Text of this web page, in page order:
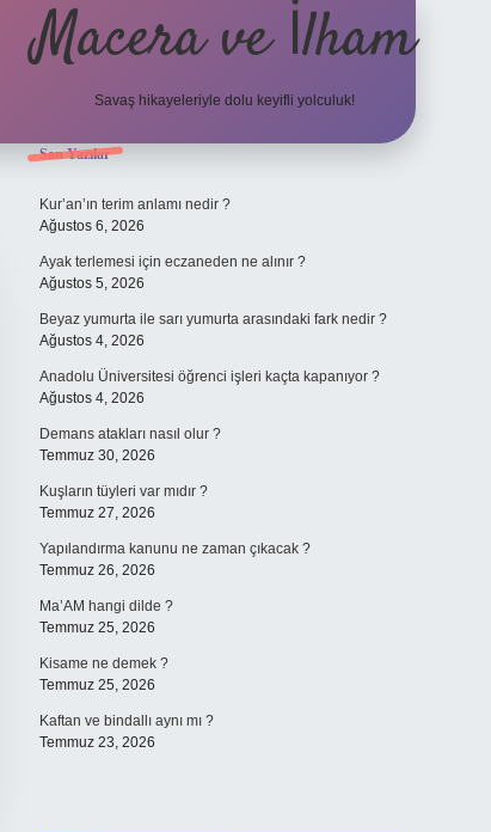
Macera ve İlham
Savaş hikayeleriyle dolu keyifli yolculuk!
Sidebar
Son Yazılar
Kur’an’ın terim anlamı nedir ?
Ağustos 6, 2026
Ayak terlemesi için eczaneden ne alınır ?
Ağustos 5, 2026
Beyaz yumurta ile sarı yumurta arasındaki fark nedir ?
Ağustos 4, 2026
Anadolu Üniversitesi öğrenci işleri kaçta kapanıyor ?
Ağustos 4, 2026
Demans atakları nasıl olur ?
Temmuz 30, 2026
Kuşların tüyleri var mıdır ?
Temmuz 27, 2026
Yapılandırma kanunu ne zaman çıkacak ?
Temmuz 26, 2026
Ma’AM hangi dilde ?
Temmuz 25, 2026
Kisame ne demek ?
Temmuz 25, 2026
Kaftan ve bindallı aynı mı ?
Temmuz 23, 2026